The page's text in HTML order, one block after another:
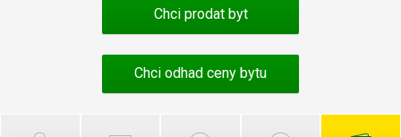
Chci prodat byt
Chci odhad ceny bytu